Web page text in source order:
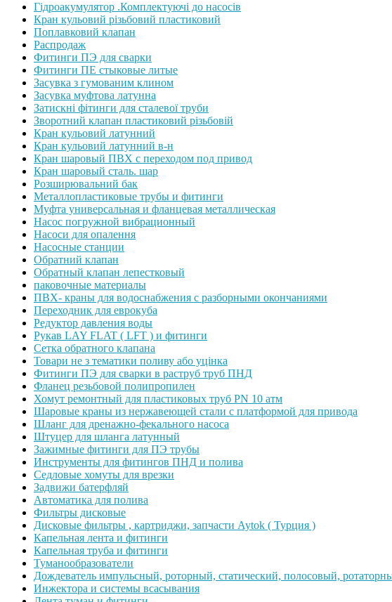
Гідроакумулятор .Комплектуючі до насосів
Кран кульовий різьбовий пластиковий
Поплавковий клапан
Распродаж
Фитинги ПЭ для сварки
Фитинги ПЕ стыковые литые
Засувка з гумованим клином
Засувка муфтова латунна
Затискні фітинги для сталевої труби
Зворотний клапан пластиковий різьбовій
Кран кульовий латунний
Кран кульовий латунний в-н
Кран шаровый ПВХ с переходом под привод
Кран шаровый сталь. шар
Розширювальний бак
Металлопластиковые трубы и фитинги
Муфта универсальная и фланцевая металлическая
Насос погружной вибрационный
Насоси для опалення
Насосные станции
Обратний клапан
Обратный клапан лепестковый
паковочные материалы
ПВХ- краны для водоснабжения с разборными окончаниями
Переходник для еврокуба
Редуктор давления воды
Рукав LAY FLAT ( LFT ) и фитинги
Сетка обратного клапана
Товари не з тематики поливу або уцінка
Фитинги ПЭ для сварки в раструб труб ПНД
Фланец резьбовой полипропилен
Хомут ремонтный для пластиковых труб PN 10 атм
Шаровые краны из нержавеющей стали с платформой для привода
Шланг для дренажно-фекального насоса
Штуцер для шланга латунный
Зажимные фитинги для ПЭ трубы
Инструменты для фитингов ПНД и полива
Седловые хомуты для врезки
Задвижи батерфляй
Автоматика для полива
Фильтры дисковые
Дисковые фильтры , картриджи, запчасти Aytok ( Турция )
Капельная лента и фитинги
Капельная труба и фитинги
Туманообразователи
Дождеватель импульсный, роторный, статический, полосовый,
Инжектора и системы всасывания